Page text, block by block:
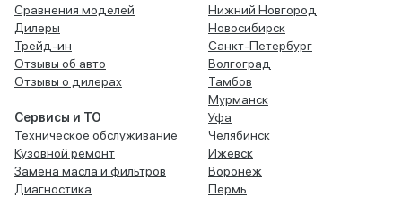
Сравнения моделей
Дилеры
Трейд-ин
Отзывы об авто
Отзывы о дилерах
Сервисы и ТО
Техническое обслуживание
Кузовной ремонт
Замена масла и фильтров
Диагностика
Нижний Новгород
Новосибирск
Санкт-Петербург
Волгоград
Тамбов
Мурманск
Уфа
Челябинск
Ижевск
Воронеж
Пермь